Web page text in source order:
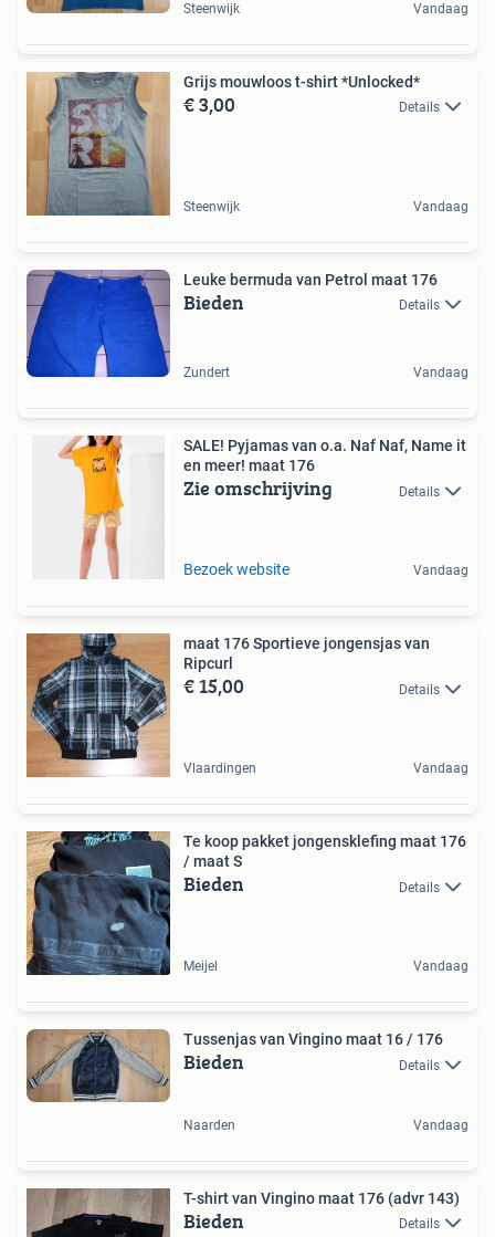
Steenwijk Vandaag
Grijs mouwloos t-shirt *Unlocked*
€ 3,00 Details
Steenwijk Vandaag
Leuke bermuda van Petrol maat 176
Bieden Details
Zundert Vandaag
SALE! Pyjamas van o.a. Naf Naf, Name it
en meer! maat 176
Zie omschrijving Details
Bezoek website Vandaag
maat 176 Sportieve jongensjas van
Ripcurl
€ 15,00 Details
Vlaardingen Vandaag
Te koop pakket jongensklefing maat 176
/ maat S
Bieden Details
Meijel Vandaag
Tussenjas van Vingino maat 16 / 176
Bieden Details
Naarden Vandaag
T-shirt van Vingino maat 176 (advr 143)
Bieden Details